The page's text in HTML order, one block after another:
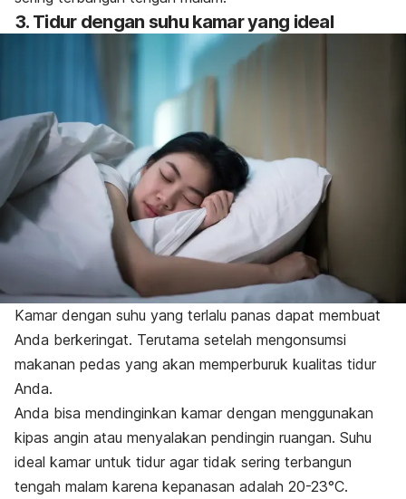
3. Tidur dengan suhu kamar yang ideal
Kamar dengan suhu yang terlalu panas dapat membuat
Anda berkeringat. Terutama setelah mengonsumsi
makanan pedas yang akan memperburuk kualitas tidur
Anda.
Anda bisa mendinginkan kamar dengan menggunakan
kipas angin atau menyalakan pendingin ruangan. Suhu
ideal kamar untuk tidur agar tidak sering terbangun
tengah malam karena kepanasan adalah 20-23°C.